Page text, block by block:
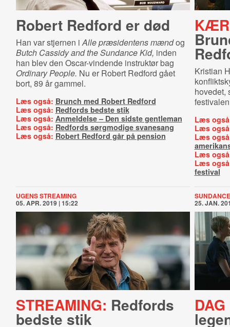
Robert Redford er død
Han var stjernen iAlle præsidentens mændog
Butch Cassidy and the Sundance Kid, inden
han blev den Oscar-vindende instruktør bag
Ordinary People. Nu er Robert Redford gået
bort, 89 år gammel.
Læs også: Brunch med Robert Redford
Læs også: Redfords bedste stik
Læs også: Anmeldelse – Den sidste gentleman
Læs også: Redfords sørgmodige svanesang
Læs også: Robert Redford går på pension
Kristian
hovedet,
Læs
Læs
Læs
Læs
Læs
festival
UGENS STREAMING
05. APR. 2019 | 15:22
STREAMING: Redfords
bedste stik
25. JAN.